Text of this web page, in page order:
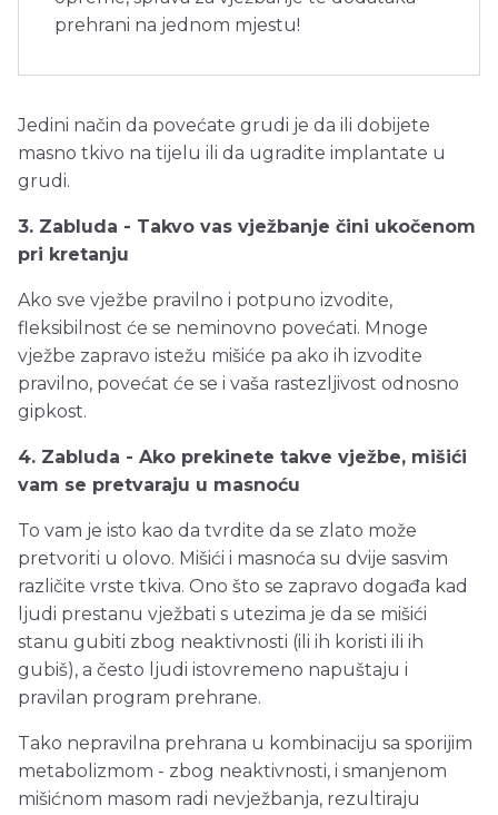
prehrani na jednom mjestu!
Jedini način da povećate grudi je da ili dobijete
masno tkivo na tijelu ili da ugradite implantate u
grudi.
3. Zabluda - Takvo vas vježbanje čini ukočenom
pri kretanju
Ako sve vježbe pravilno i potpuno izvodite,
fleksibilnost će se neminovno povećati. Mnoge
vježbe zapravo istežu mišiće pa ako ih izvodite
pravilno, povećat će se i vaša rastezljivost odnosno
gipkost.
4. Zabluda - Ako prekinete takve vježbe, mišići
vam se pretvaraju u masnoću
To vam je isto kao da tvrdite da se zlato može
pretvoriti u olovo. Mišići i masnoća su dvije sasvim
različite vrste tkiva. Ono što se zapravo događa kad
ljudi prestanu vježbati s utezima je da se mišići
stanu gubiti zbog neaktivnosti (ili ih koristi ili ih
gubiš), a često ljudi istovremeno napuštaju i
pravilan program prehrane.
Tako nepravilna prehrana u kombinaciju sa sporijim
metabolizmom - zbog neaktivnosti, i smanjenom
mišićnom masom radi nevježbanja, rezultiraju